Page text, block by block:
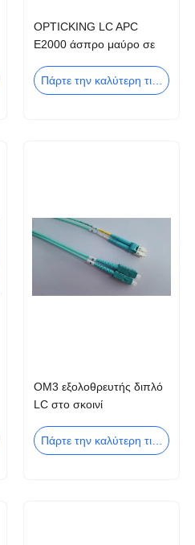
OPTICKING LC APC
E2000 άσπρο μαύρο σε
μπαλωμάτων
Πάρτε την καλύτερη τιμή
OM3 εξολοθρευτής διπλό
LC στο σκοινί
ινών Sc
Πάρτε την καλύτερη τιμή